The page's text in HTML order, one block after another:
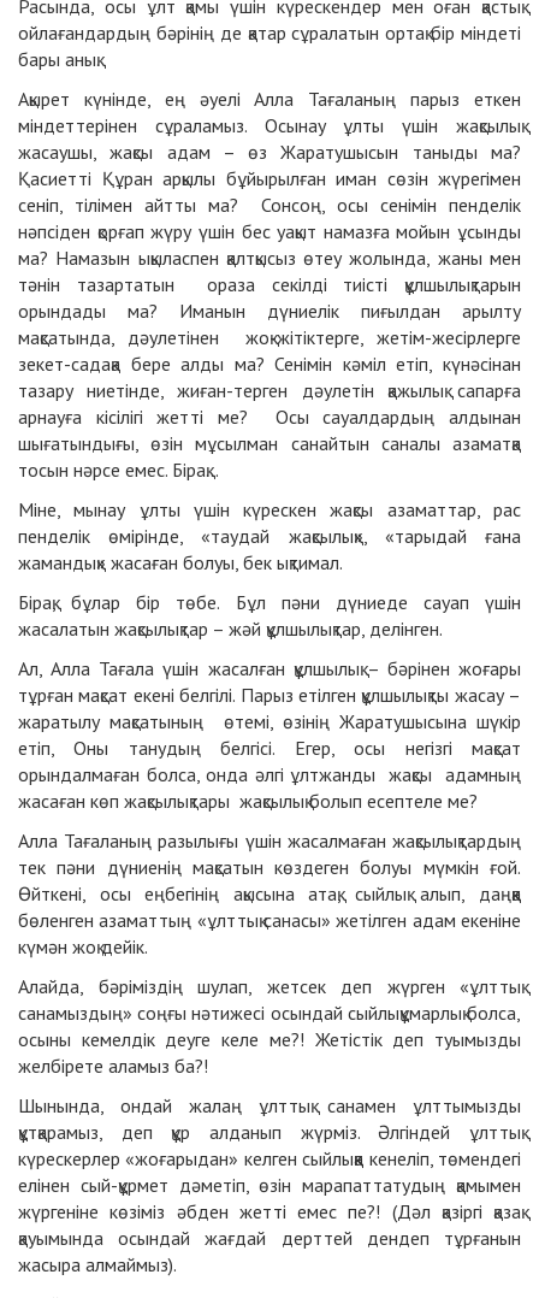
Расында, осы ұлт қамы үшін күрескендер мен оған қастық
ойлағандардың бәрінің де қатар сұралатын ортақ бір міндеті
бары анық.
Ақырет күнінде, ең әуелі Алла Тағаланың парыз еткен
міндеттерінен сұраламыз. Осынау ұлты үшін жақсылық
жасаушы, жақсы адам – өз Жаратушысын таныды ма?
Қасиетті Құран арқылы бұйырылған иман сөзін жүрегімен
сеніп, тілімен айтты ма? Сонсоң, осы сенімін пенделік
нәпсіден қорғап жүру үшін бес уақыт намазға мойын ұсынды
ма? Намазын ықыласпен қалтқысыз өтеу жолында, жаны мен
тәнін тазартатын ораза секілді тиісті құлшылықтарын
орындады ма? Иманын дүниелік пиғылдан арылту
мақсатында, дәулетінен жоқ-жітіктерге, жетім-жесірлерге
зекет-садақа бере алды ма? Сенімін кәміл етіп, күнәсінан
тазару ниетінде, жиған-терген дәулетін қажылық сапарға
арнауға кісілігі жетті ме? Осы сауалдардың алдынан
шығатындығы, өзін мұсылман санайтын саналы азаматқа
тосын нәрсе емес. Бірақ...
Міне, мынау ұлты үшін күрескен жақсы азаматтар, рас
пенделік өмірінде, «таудай жақсылық», «тарыдай ғана
жамандық» жасаған болуы, бек ықтимал.
Бірақ, бұлар бір төбе. Бұл пәни дүниеде сауап үшін
жасалатын жақсылықтар – жәй құлшылықтар, делінген.
Ал, Алла Тағала үшін жасалған құлшылық – бәрінен жоғары
тұрған мақсат екені белгілі. Парыз етілген құлшылықты жасау –
жаратылу мақсатының өтемі, өзінің Жаратушысына шүкір
етіп, Оны танудың белгісі. Егер, осы негізгі мақсат
орындалмаған болса, онда әлгі ұлтжанды жақсы адамның
жасаған көп жақсылықтары жақсылық болып есептеле ме?
Алла Тағаланың разылығы үшін жасалмаған жақсылықтардың
тек пәни дүниенің мақсатын көздеген болуы мүмкін ғой.
Өйткені, осы еңбегінің ақысына атақ, сыйлық алып, даңққа
бөленген азаматтың «ұлттық санасы» жетілген адам екеніне
күмән жоқ дейік.
Алайда, бәріміздің шулап, жетсек деп жүрген «ұлттық
санамыздың» соңғы нәтижесі осындай сыйлықұмарлық болса,
осыны кемелдік деуге келе ме?! Жетістік деп туымызды
желбірете аламыз ба?!
Шынында, ондай жалаң ұлттық санамен ұлттымызды
құтқарамыз, деп құр алданып жүрміз. Әлгіндей ұлттық
күрескерлер «жоғарыдан» келген сыйлыққа кенеліп, төмендегі
елінен сый-құрмет дәметіп, өзін марапаттатудың қамымен
жүргеніне көзіміз әбден жетті емес пе?! (Дәл қазіргі қазақ
қауымында осындай жағдай дерттей дендеп тұрғанын
жасыра алмаймыз).